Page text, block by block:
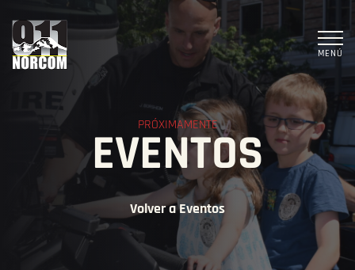
MENÚ
PRÓXIMAMENTE
EVENTOS
Volver a Eventos